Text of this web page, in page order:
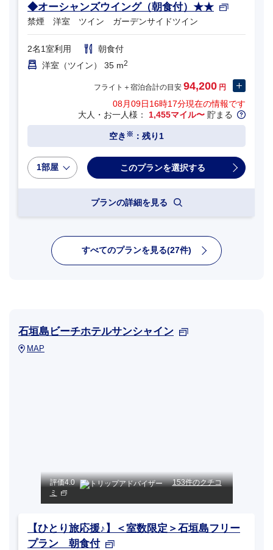
◆オーシャンズウイング（朝食付）★★
禁煙 洋室 ツイン ガーデンサイドツイン
2名1室利用
朝食付
洋室（ツイン） 35 m2
フライト＋宿泊合計の目安 94,200 円
08月09日16時17分現在の情報です
大人・お一人様： 1,455マイル〜 貯まる
空き ※ ：残り1
1部屋
プランの詳細を見る
すべてのプランを見る(27件)
石垣島ビーチホテルサンシャイン
MAP
評価4.0
153件のクチコ
ミ
【ひとり旅応援♪】＜室数限定＞石垣島フリー
プラン 朝食付